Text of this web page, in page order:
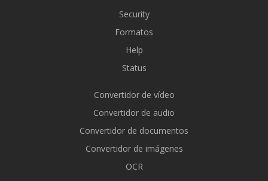
Security
Formatos
Help
Status
Convertidor de vídeo
Convertidor de audio
Convertidor de documentos
Convertidor de imágenes
OCR